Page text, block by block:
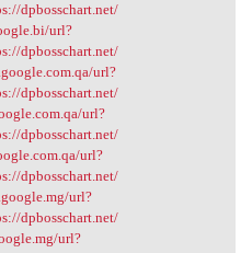
dpbosschart.net/
url?
dpbosschart.net/
url?
dpbosschart.net/
url?
dpbosschart.net/
url?
dpbosschart.net/
url?
dpbosschart.net/
url?